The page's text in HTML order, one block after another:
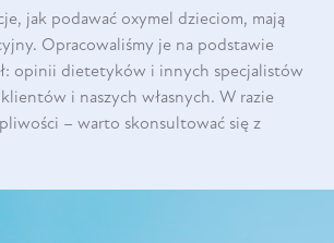
jak podawać oxymel dzieciom, mają
Opracowaliśmy je na podstawie
opinii dietetyków i innych specjalistów
i naszych własnych. W razie
– warto skonsultować się z